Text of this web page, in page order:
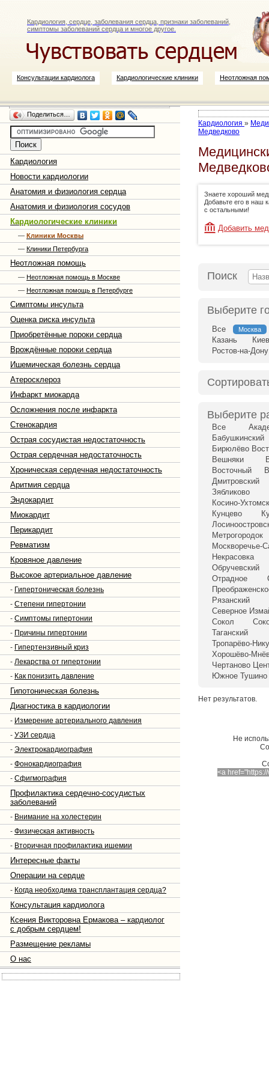
Кардиология, сердце, заболевания сердца, признаки заболеваний,
симптомы заболеваний сердца и многое другое.
Консультации кардиолога Кардиологические клиники Неотложная
Поделиться…
Кардиология
Новости кардиологии
Анатомия и физиология сердца
Анатомия и физиология сосудов
Кардиологические клиники
— Клиники Москвы
— Клиники Петербурга
Неотложная помощь
— Неотложная помощь в Москве
— Неотложная помощь в Петербурге
Симптомы инсульта
Оценка риска инсульта
Приобретённые пороки сердца
Врождённые пороки сердца
Ишемическая болезнь сердца
Атеросклероз
Инфаркт миокарда
Осложнения после инфаркта
Стенокардия
Острая сосудистая недостаточность
Острая сердечная недостаточность
Хроническая сердечная недостаточность
Аритмия сердца
Эндокардит
Миокардит
Перикардит
Ревматизм
Кровяное давление
Высокое артериальное давление
- Гипертоническая болезнь
- Степени гипертонии
- Симптомы гипертонии
- Причины гипертонии
- Гипертензивный криз
- Лекарства от гипертонии
- Как понизить давление
Гипотоническая болезнь
Диагностика в кардиологии
- Измерение артериального давления
- УЗИ сердца
- Электрокардиография
- Фонокардиография
- Сфигмография
Профилактика сердечно-сосудистых
заболеваний
- Внимание на холестерин
- Физическая активность
- Вторичная профилактика ишемии
Интересные факты
Операции на сердце
- Когда необходима трансплантация сердца?
Консультация кардиолога
Ксения Викторовна Ермакова – кардиолог
с добрым сердцем!
Размещение рекламы
О нас
Кардиология »
Медведково
Знаете хороший
Добавьте его в наш
с остальными!
Добавить
Поиск
Выберите
Все Москва
Казань
Ростов-на-Дону
Выберите
Все
Бабушкинский
Бирюлёво
Вешняки
Восточный
Дмитровский
Зябликово
Косино-
Кунцево
Метрогородок
Москворечье-
Некрасовка
Обручевский
Отрадное
Рязанский
Северное
Сокол
Таганский
Тропарёво-
Хорошёво-
Чертаново
Южное Тушино
Нет результатов.
Не
<a